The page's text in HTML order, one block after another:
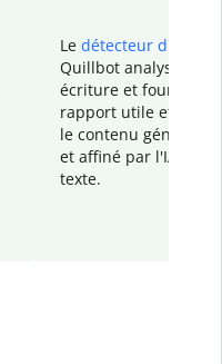
Le détecteur d'IA
Quillbot analyse votre
écriture et fournit un
rapport utile et
le contenu généré
et affiné par l'IA
texte.